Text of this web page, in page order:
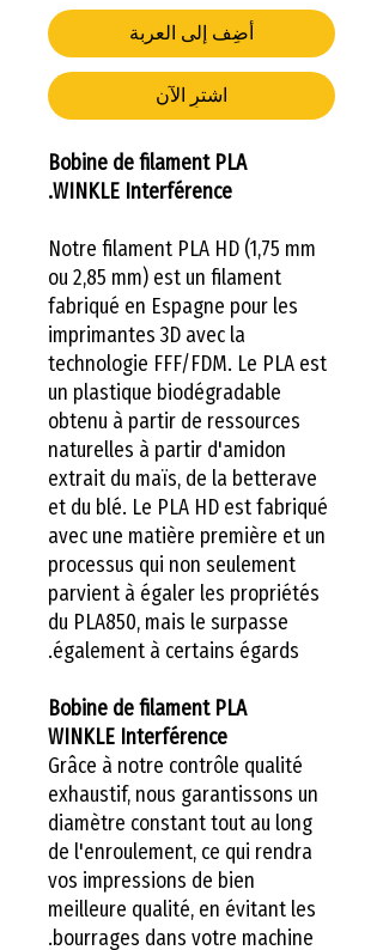
أضِف إلى العربة
اشترِ الآن
Bobine de filament PLA
WINKLE Interférence.
Notre filament PLA HD (1,75 mm
ou 2,85 mm) est un filament
fabriqué en Espagne pour les
imprimantes 3D avec la
technologie FFF/FDM. Le PLA est
un plastique biodégradable
obtenu à partir de ressources
naturelles à partir d'amidon
extrait du maïs, de la betterave
et du blé. Le PLA HD est fabriqué
avec une matière première et un
processus qui non seulement
parvient à égaler les propriétés
du PLA850, mais le surpasse
également à certains égards.
Bobine de filament PLA
WINKLE Interférence
Grâce à notre contrôle qualité
exhaustif, nous garantissons un
diamètre constant tout au long
de l'enroulement, ce qui rendra
vos impressions de bien
meilleure qualité, en évitant les
bourrages dans votre machine.